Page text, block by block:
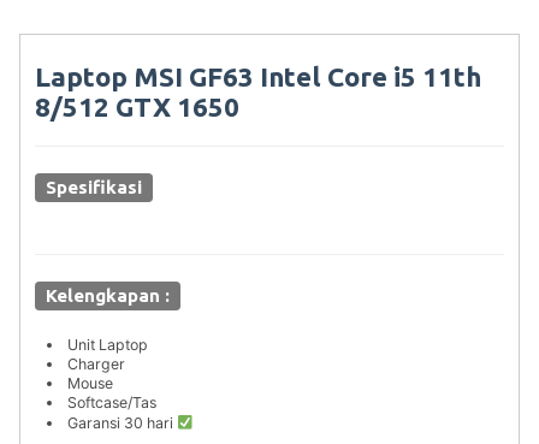
Laptop MSI GF63 Intel Core i5 11th
8/512 GTX 1650
Spesifikasi
Kelengkapan :
Unit Laptop
Charger
Mouse
Softcase/Tas
Garansi 30 hari